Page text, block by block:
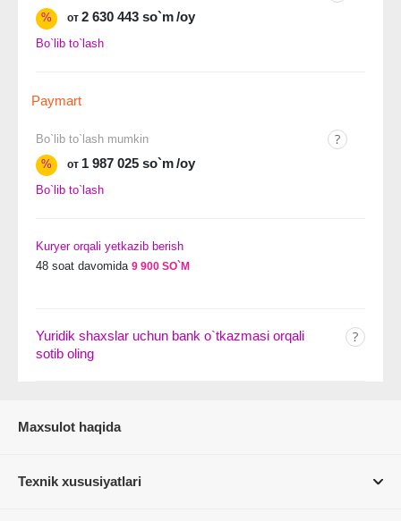
%
от 2 630 443 so`m/oy
Bo`lib to`lash
Paymart
Bo`lib to`lash mumkin
%
от 1 987 025 so`m/oy
Bo`lib to`lash
Kuryer orqali yetkazib berish
48 soat davomida 9 900 SO`M
Yuridik shaxslar uchun bank o`tkazmasi orqali
sotib oling
Maxsulot haqida
Texnik xususiyatlari